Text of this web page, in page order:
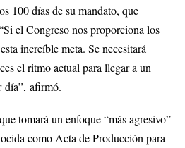
100 días de su mandato, que
el Congreso nos proporciona los
increíble meta. Se necesitará
el ritmo actual para llegar a un
día”, afirmó.
tomará un enfoque “más agresivo”
como Acta de Producción para